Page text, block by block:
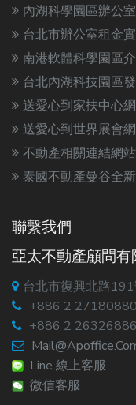
內湖科學園區辦公
台北市辦公室租金
南港軟體科學園區
台北內湖科技園區
送愛心到家扶中心
送愛心到世界展會
不動產相關連結網站
泰國不動產曼谷全
聯繫我們
亞太不動產顧問有
台北市復興北路
+886 2 27180880
+886 2 26326886
Line 線上客服
微信客服